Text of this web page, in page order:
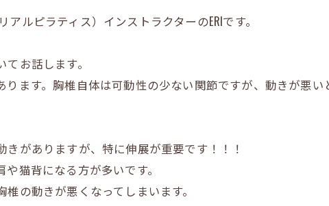
アルピラティス）インストラクターのERIです。
お話します。
ます。胸椎自体は可動性の少ない関節ですが、動きが悪い
がありますが、特に伸展が重要です！！！
猫背になる方が多いです。
の動きが悪くなってしまいます。